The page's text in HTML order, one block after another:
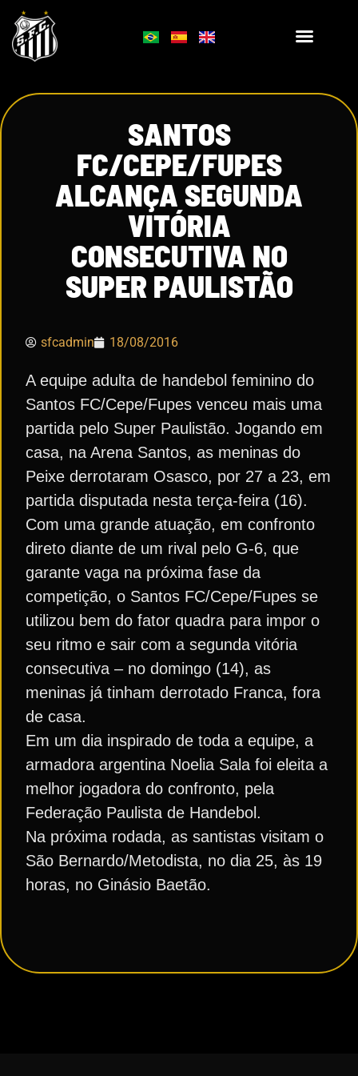
SANTOS
FC/CEPE/FUPES
ALCANÇA SEGUNDA
VITÓRIA
CONSECUTIVA NO
SUPER PAULISTÃO
sfcadmin 18/08/2016
A equipe adulta de handebol feminino do
Santos FC/Cepe/Fupes venceu mais uma
partida pelo Super Paulistão. Jogando em
casa, na Arena Santos, as meninas do
Peixe derrotaram Osasco, por 27 a 23, em
partida disputada nesta terça-feira (16).
Com uma grande atuação, em confronto
direto diante de um rival pelo G-6, que
garante vaga na próxima fase da
competição, o Santos FC/Cepe/Fupes se
utilizou bem do fator quadra para impor o
seu ritmo e sair com a segunda vitória
consecutiva – no domingo (14), as
meninas já tinham derrotado Franca, fora
de casa.
Em um dia inspirado de toda a equipe, a
armadora argentina Noelia Sala foi eleita a
melhor jogadora do confronto, pela
Federação Paulista de Handebol.
Na próxima rodada, as santistas visitam o
São Bernardo/Metodista, no dia 25, às 19
horas, no Ginásio Baetão.